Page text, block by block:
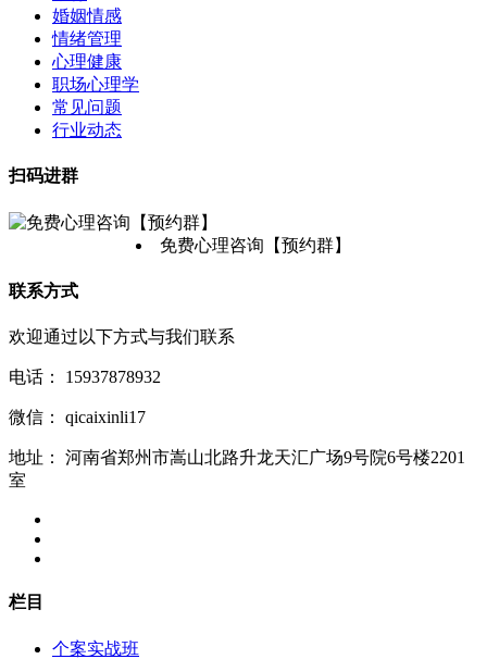
婚姻情感
情绪管理
心理健康
职场心理学
常见问题
行业动态
扫码进群
免费心理咨询【预约群】
联系方式
欢迎通过以下方式与我们联系
电话： 15937878932
微信： qicaixinli17
地址：
河南省郑州市嵩山北路升龙天汇广场9号院6号楼2201
室
栏目
个案实战班